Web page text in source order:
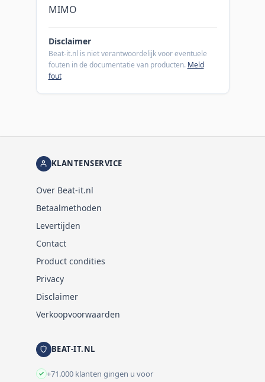
MIMO
Disclaimer
Beat-it.nl is niet verantwoordelijk voor eventuele
fouten in de documentatie van producten. Meld
fout
KLANTENSERVICE
Over Beat-it.nl
Betaalmethoden
Levertijden
Contact
Product condities
Privacy
Disclaimer
Verkoopvoorwaarden
BEAT-IT.NL
+71.000 klanten gingen u voor